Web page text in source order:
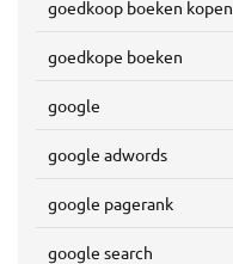
goedkoop boeken kopen
goedkope boeken
google
google adwords
google pagerank
google search